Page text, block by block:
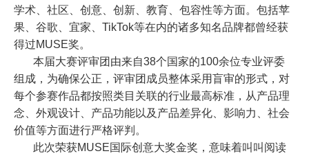
学术、社区、创意、创新、教育、包容性等方面。包括苹
果、谷歌、宜家、 TikTok等在内的诸多知名品牌都曾经获
得过MUSE奖。
本届大赛评审团由来自38个国家的100余位专业评委
组成，为确保公正，评审团成员整体采用盲审的形式，对
每个参赛作品都按照类目关联的行业最高标准，从产品理
念、外观设计、产品功能以及产品差异化、影响力、社会
价值等方面进行严格评判。
此次荣获MUSE国际创意大奖金奖，意味着叫叫阅读